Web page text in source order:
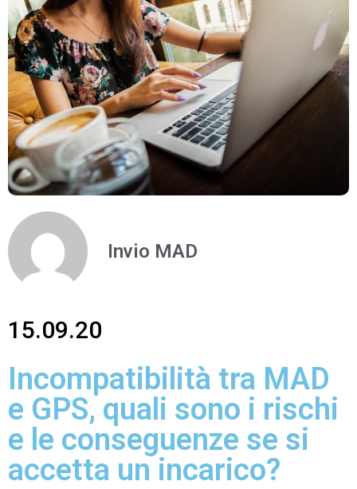
Invio MAD
15.09.20
Incompatibilità tra MAD
e GPS, quali sono i rischi
e le conseguenze se si
accetta un incarico?